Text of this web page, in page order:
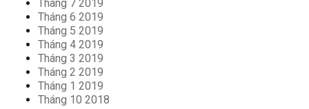
Tháng 7 2019
Tháng 6 2019
Tháng 5 2019
Tháng 4 2019
Tháng 3 2019
Tháng 2 2019
Tháng 1 2019
Tháng 10 2018